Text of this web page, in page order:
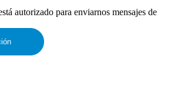
autorizado para enviarnos mensajes de